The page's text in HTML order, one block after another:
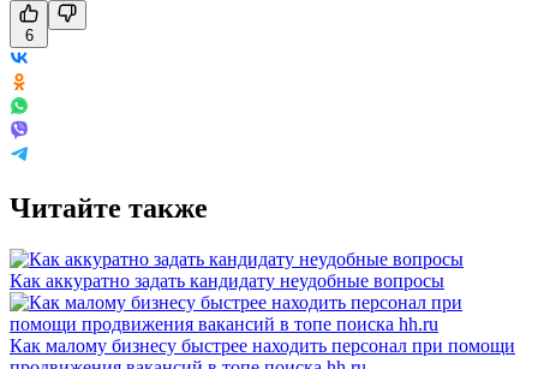
6
Читайте также
Как аккуратно задать кандидату неудобные вопросы
Как малому бизнесу быстрее находить персонал при помощи